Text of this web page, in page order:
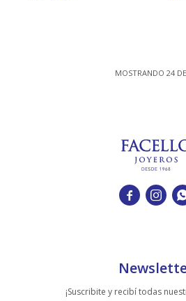
MOSTRANDO 24 DE
 
¡Suscribite y recibí todas